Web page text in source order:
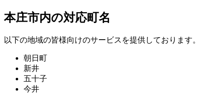
本庄市内の対応町名
以下の地域の皆様向けのサービスを提供しております。
朝日町
新井
五十子
今井